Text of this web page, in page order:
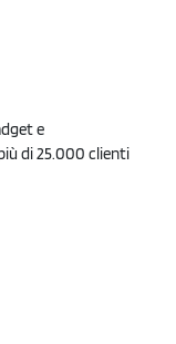
e
di 25.000 clienti